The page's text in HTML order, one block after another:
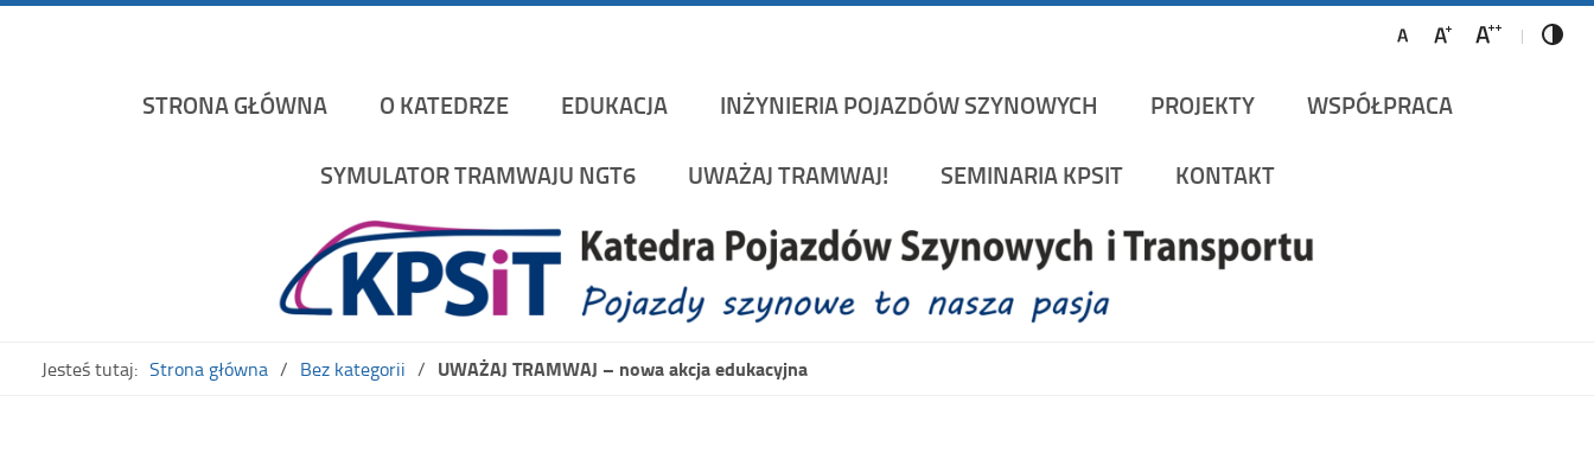
STRONA GŁÓWNA O KATEDRZE EDUKACJA INŻYNIERIA POJAZDÓW SZYNOWYCH PROJEKTY WSPÓŁPRACA
SYMULATOR TRAMWAJU NGT6 UWAŻAJ TRAMWAJ! SEMINARIA KPSIT KONTAKT
Jesteś tutaj: Strona główna Bez kategorii UWAŻAJ TRAMWAJ – nowa akcja edukacyjna